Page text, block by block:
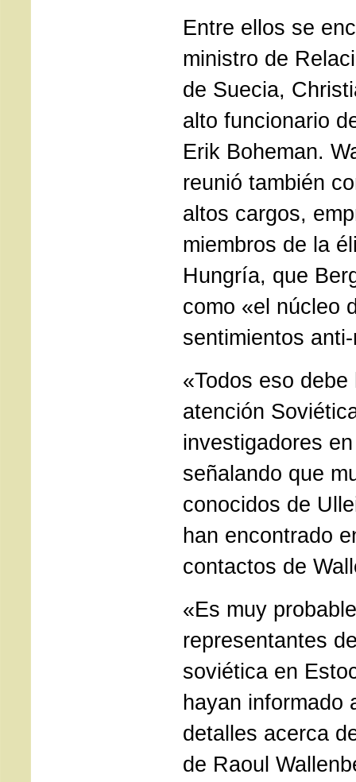
Entre ellos se
ministro de
de Suecia,
alto funcionario
Erik Boheman.
reunió también
altos cargos,
miembros de la
Hungría, que
como «el núcleo
sentimientos
«Todos eso
atención
investigadores
señalando que
conocidos de
han encontrado
contactos de
«Es muy
representantes
soviética en
hayan informado
detalles acerca
de Raoul